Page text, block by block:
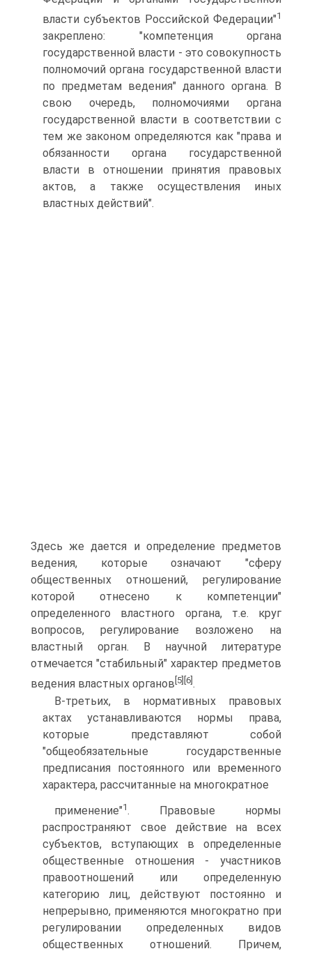
власти субъектов Российской Федерации"1
закреплено: "компетенция органа
государственной власти - это совокупность
полномочий органа государственной власти
по предметам ведения" данного органа. В
свою очередь, полномочиями органа
государственной власти в соответствии с
тем же законом определяются как "права и
обязанности органа государственной
власти в отношении принятия правовых
актов, а также осуществления иных
властных действий".
Здесь же дается и определение предметов
ведения, которые означают "сферу
общественных отношений, регулирование
которой отнесено к компетенции"
определенного властного органа, т.е. круг
вопросов, регулирование возложено на
властный орган. В научной литературе
отмечается "стабильный" характер предметов
ведения властных органов [5] [6] .
В-третьих, в нормативных правовых
актах устанавливаются нормы права,
которые представляют собой
"общеобязательные государственные
предписания постоянного или временного
характера, рассчитанные на многократное
применение"1. Правовые нормы
распространяют свое действие на всех
субъектов, вступающих в определенные
общественные отношения - участников
правоотношений или определенную
категорию лиц, действуют постоянно и
непрерывно, применяются многократно при
регулировании определенных видов
общественных отношений. Причем,